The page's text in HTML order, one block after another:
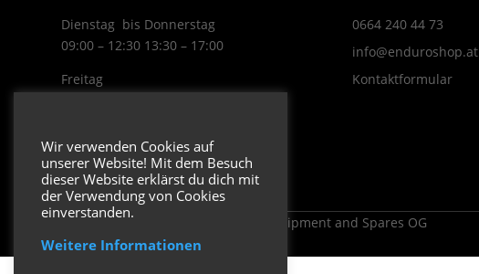
Dienstag bis Donnerstag
09:00 – 12:30 13:30 – 17:00
Freitag
3170 Hainfeld
In Google Maps öffnen.
0664 240 44 73
info@enduroshop.at
Kontaktformular
Copyright 2026 ENDUROSHOP.at Equipment and Spares OG
Wir verwenden Cookies auf
unserer Website! Mit dem Besuch
dieser Website erklärst du dich mit
der Verwendung von Cookies
einverstanden.
Weitere Informationen